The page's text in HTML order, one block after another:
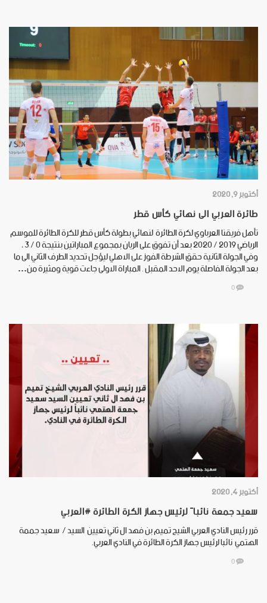
أكتوبر 9, 2020
طائرة العربي الى نهائي كأس قطر
تأهل فريقنا العرباوي لكرة الطائرة لنهائي بطولة كأس قطر للكرة الطائرة للموسم
الرياضي 2019 / 2020 بعد أن تفوق على الريان بمجموع المباراتين بنتيجة 0 / 3 ،
وفي الجولة الثانية حقق الشرطة الفوز على الاهلي ليؤجل تحديد الطرف الثاني الى ما
بعد الجولة الفاصلة يوم الاحد المقبل . المباراة الاولى جاءت قوية ومثيرة من…
0
أكتوبر 4, 2020
سعيد جمعة نائباً لرئيس جهاز الكرة الطائرة ‫#العربي‬
قرر رئيس النادي العربي الشيح تميم بن فهد ال ثاني تعيين السيد / سعيد جممة
الهتمي نائبا لرئيس جهاز الكرة الطائرة في النادي العربي.
0